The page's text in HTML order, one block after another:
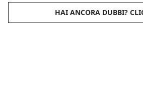
HAI ANCORA DUBBI?